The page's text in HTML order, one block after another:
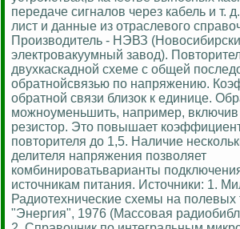
передаче сигналов через кабель и т.
лист и данные из отраслевого
Производитель - НЭВЗ
электровакуумный завод).
двухкаскадной схеме с общей
обратнойсвязью по напряжению.
обратной связи близок к единице.
можноуменьшить, например,
резистор. Это повышает
повторителя до 1,5. Наличие
делителя напряжения позволяет
комбинироватьварианты
источникам питания. Источники: 1.
Радиотехнические схемы на полевых
"Энергия", 1976 (Массовая